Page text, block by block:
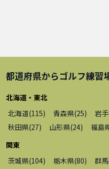
都道府県からゴルフ練習
北海道・東北
北海道(115) 青森県(25) 岩
秋田県(27) 山形県(24) 福島
関東
茨城県(104) 栃木県(80) 群